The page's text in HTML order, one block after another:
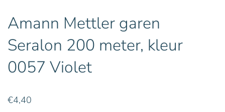
Amann Mettler garen
Seralon 200 meter, kleur
0057 Violet
€4,40